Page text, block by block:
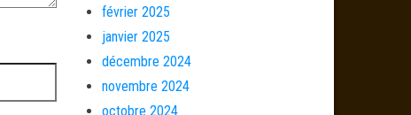
février 2025
janvier 2025
décembre 2024
novembre 2024
octobre 2024